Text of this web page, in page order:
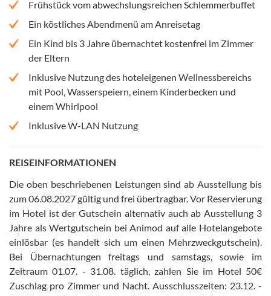
Frühstück vom abwechslungsreichen Schlemmerbuffet
Ein köstliches Abendmenü am Anreisetag
Ein Kind bis 3 Jahre übernachtet kostenfrei im Zimmer
der Eltern
Inklusive Nutzung des hoteleigenen Wellnessbereichs
mit Pool, Wasserspeiern, einem Kinderbecken und
einem Whirlpool
Inklusive W-LAN Nutzung
REISEINFORMATIONEN
Die oben beschriebenen Leistungen sind ab Ausstellung bis
zum 06.08.2027 gültig und frei übertragbar. Vor Reservierung
im Hotel ist der Gutschein alternativ auch ab Ausstellung 3
Jahre als Wertgutschein bei Animod auf alle Hotelangebote
einlösbar (es handelt sich um einen Mehrzweckgutschein)
Bei Übernachtungen freitags und samstags, sowie im
Zeitraum 01.07. - 31.08. täglich, zahlen Sie im Hotel 50€
Zuschlag pro Zimmer und Nacht Ausschlusszeiten: 23.12. -